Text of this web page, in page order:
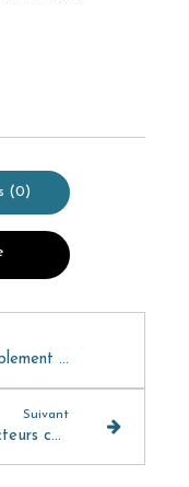
(0)
Comment améliorer durablement la qualité de la peau : focus sur les traitements de médecine esthétique (Partie 2)
Suivant
Sculptra : la révolution des inducteurs collagéniques désormais disponible à la Clinique Omorfia